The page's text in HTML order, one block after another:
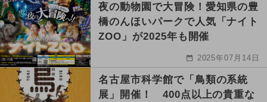
夜の動物園で大冒険！愛知県の豊
橋のんほいパークで人気「ナイト
ZOO」が2025年も開催
2025年07月14日
名古屋市科学館で「鳥類の系統
展」開催！ 400点以上の貴重な